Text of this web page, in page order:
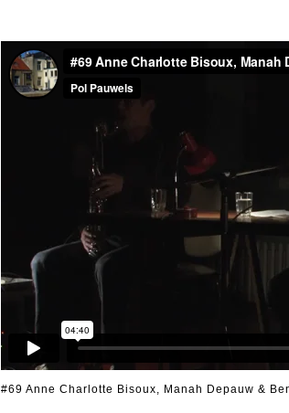
#69 Anne Charlotte Bisoux, Manah Depauw &